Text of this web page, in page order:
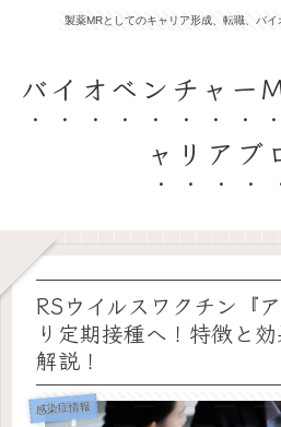
製薬MRとしてのキャリア形成、転職、バ
バイオベンチャー
ャリアブ
RSウイルスワクチン『
り定期接種へ！特徴と
解説！
感染症情報